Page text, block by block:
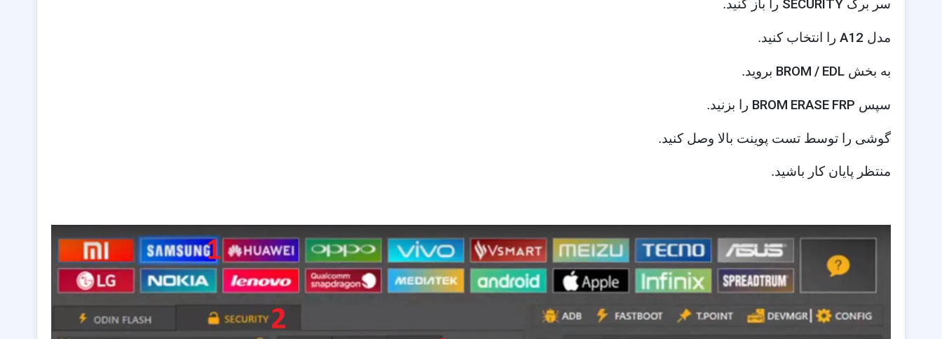
سر برگSECURITY را باز کنید.
مدل A12 را انتخاب کنید.
به بخشBROM / EDL بروید.
سپس BROM ERASE FRP را بزنید.
گوشی را توسط تست پوینت بالا وصل کنید.
منتظر پایان کار باشید.